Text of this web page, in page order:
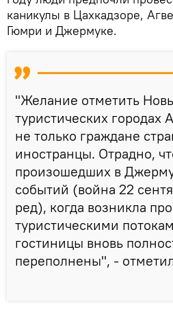
каникулы в Цахкадзоре,
Гюмри и Джермуке.
"Желание отметить
туристических городах
не только граждане
иностранцы. Отрадно,
произошедших в
событий (война 22
ред), когда возникла
туристическими
гостиницы вновь
переполнены", -